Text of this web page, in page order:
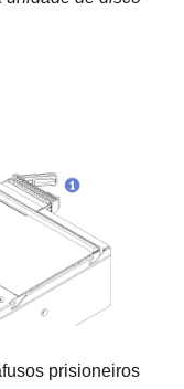
prisioneiros